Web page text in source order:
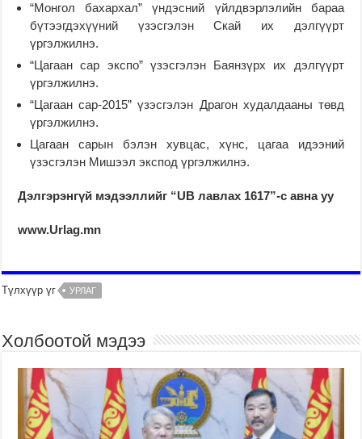
“Монгол бахархал” үндэсний үйлдвэрлэлийн бараа
бүтээгдэхүүний үзэсгэлэн Скай их дэлгүүрт
үргэлжилнэ.
“Цагаан сар экспо” үзэсгэлэн Баянзүрх их дэлгүүрт
үргэлжилнэ.
“Цагаан сар-2015” үзэсгэлэн Драгон худалдааны төвд
үргэлжилнэ.
Цагаан сарын бэлэн хувцас, хүнс, цагаа идээний
үзэсгэлэн Мишээл экспод үргэлжилнэ.
Дэлгэрэнгүй мэдээллийг “UBлавлах 1617”-с авна уу
www.Urlag.mn
Түлхүүр үг УРЛАГ
Холбоотой мэдээ